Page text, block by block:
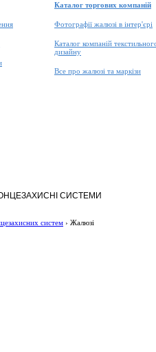
Каталог торгових компаній
Фотографії жалюзі в інтер'єрі
Каталог компаній
дизайну
Все про жалюзі та маркізи
СИСТЕМИ
систем › Жалюзі